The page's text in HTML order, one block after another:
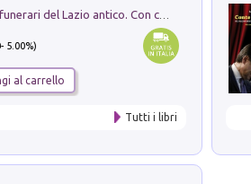
I monumenti funerari del Lazio antico. Con cartella con tavole
- 5.00%)
al carrello
Tutti i libri